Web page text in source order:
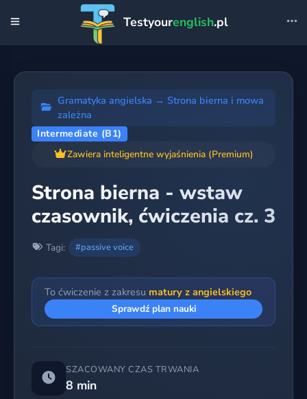
Testyourenglish.pl
Gramatyka angielska → Strona bierna i mowa
zależna
Intermediate (B1)
Zawiera inteligentne wyjaśnienia (Premium)
Strona bierna - wstaw
czasownik, ćwiczenia cz. 3
Tagi: #passive voice
To ćwiczenie z zakresu matury z angielskiego
Sprawdź plan nauki
SZACOWANY CZAS TRWANIA
8 min